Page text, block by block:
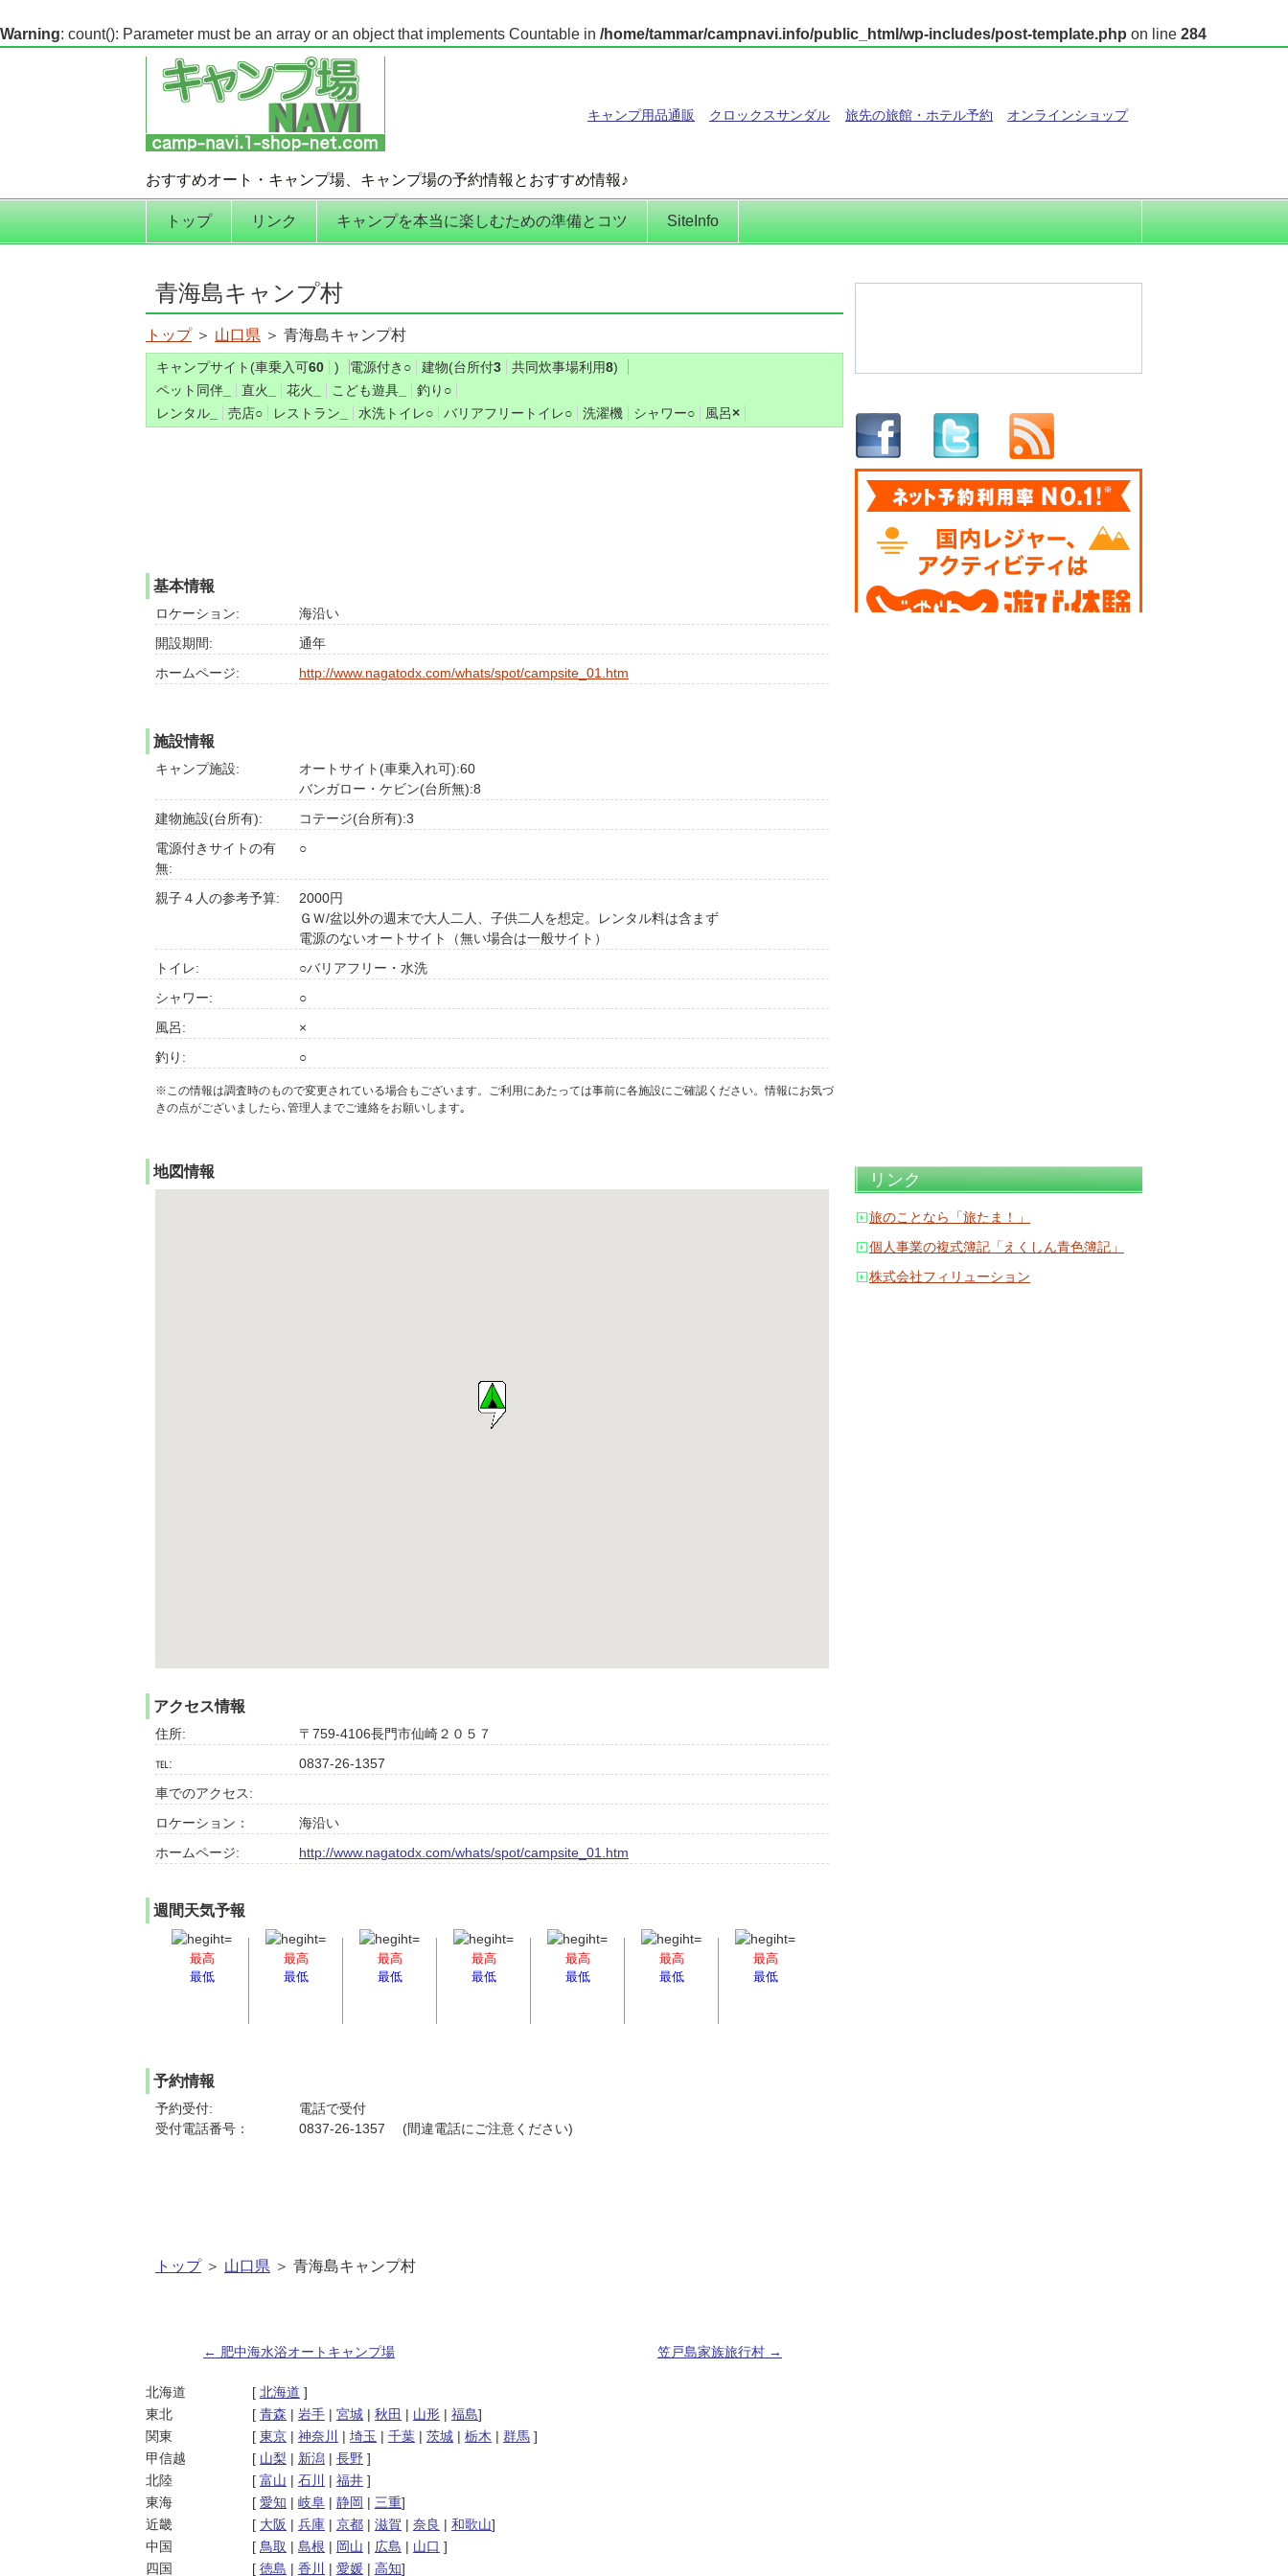
Warning: count(): Parameter must be an array or an object that implements Countable in /home/tammar/campnavi.info/public_html/wp-includes/post-template.php on line 284
キャンプ用品通販 クロックスサンダル 旅先の旅館・ホテル予約 オンラインショップ
おすすめオート・キャンプ場、キャンプ場の予約情報とおすすめ情報♪
コンテンツへ移動
トップ リンク キャンプを本当に楽しむための準備とコツ SiteInfo
青海島キャンプ村
トップ＞ 山口県 ＞ 青海島キャンプ村
キャンプサイト(車乗入可60 ) 電源付き ○ 建物(台所付3 共同炊事場利用8)
ペット同伴
直火 花火 こども遊具 釣り ○
レンタル
売店○ レストラン 水洗トイレ○ バリアフリートイレ○ 洗濯機 シャワー○ 風呂×
基本情報
ロケーション:
海沿い
開設期間:
通年
ホームページ:
http://www.nagatodx.com/whats/spot/campsite_01.htm
施設情報
キャンプ施設:
オートサイト(車乗入れ可):60
バンガロー・ケビン(台所無):8
建物施設(台所有):
コテージ(台所有):3
電源付きサイトの有
無:
○
親子４人の参考予算:
2000円
ＧＷ/盆以外の週末で大人二人、子供二人を想定。レンタル料は含まず
電源のないオートサイト（無い場合は一般サイト）
トイレ:
○バリアフリー・水洗
シャワー:
○
風呂:
×
釣り:
○
※この情報は調査時のもので変更されている場合もございます。ご利用にあたっては事前に各施設にご確認ください。情報にお気づ
きの点がございましたら､管理人までご連絡をお願いします｡
地図情報
アクセス情報
住所:
〒759-4106長門市仙崎２０５７
℡:
0837-26-1357
車でのアクセス:
ロケーション：
海沿い
ホームページ:
http://www.nagatodx.com/whats/spot/campsite_01.htm
週間天気予報
最高
最低
最高
最低
最高
最低
最高
最低
最高
最低
最高
最低
最高
最低
予約情報
予約受付:
電話で受付
受付電話番号：
0837-26-1357 (間違電話にご注意ください)
トップ＞ 山口県 ＞ 青海島キャンプ村
投稿ナビゲーション
← 肥中海水浴オートキャンプ場 笠戸島家族旅行村 →
リンク
旅のことなら「旅たま！」
個人事業の複式簿記「えくしん青色簿記」
株式会社フィリューション
北海道 [ 北海道 ]
東北
[ 青森 | 岩手 | 宮城 | 秋田 | 山形 | 福島]
関東
[ 東京 | 神奈川 | 埼玉 | 千葉 | 茨城 | 栃木 | 群馬 ]
甲信越
[ 山梨 | 新潟 | 長野 ]
北陸
[ 富山 | 石川 | 福井 ]
東海
[ 愛知 | 岐阜 | 静岡 | 三重]
近畿
[ 大阪 | 兵庫 | 京都 | 滋賀 | 奈良 | 和歌山]
中国
[ 鳥取 | 島根 | 岡山 | 広島 | 山口 ]
四国
[ 徳島 | 香川 | 愛媛 | 高知]